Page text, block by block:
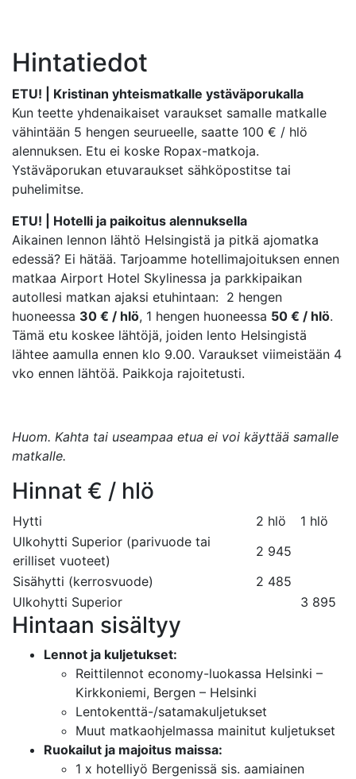
Hintatiedot
ETU! | Kristinan yhteismatkalle ystäväporukalla
Kun teette yhdenaikaiset varaukset samalle matkalle
vähintään 5 hengen seurueelle, saatte 100 € / hlö
alennuksen. Etu ei koske Ropax-matkoja.
Ystäväporukan etuvaraukset sähköpostitse tai
puhelimitse.
ETU! | Hotelli ja paikoitus alennuksella
Aikainen lennon lähtö Helsingistä ja pitkä ajomatka
edessä? Ei hätää. Tarjoamme hotellimajoituksen ennen
matkaa Airport Hotel Skylinessa ja parkkipaikan
autollesi matkan ajaksi etuhintaan: 2 hengen
huoneessa 30 € / hlö, 1 hengen huoneessa 50 € / hlö.
Tämä etu koskee lähtöjä, joiden lento Helsingistä
lähtee aamulla ennen klo 9.00. Varaukset viimeistään 4
vko ennen lähtöä. Paikkoja rajoitetusti.
Huom. Kahta tai useampaa etua ei voi käyttää samalle
matkalle.
Hinnat € / hlö
Hytti 2 hlö
1 hlö
Ulkohytti Superior (parivuode tai
erilliset vuoteet)
2 945
Sisähytti (kerrosvuode)
2 485
Ulkohytti Superior
3 895
Hintaan sisältyy
Lennot ja kuljetukset:
Reittilennot economy-luokassa Helsinki –
Kirkkoniemi, Bergen – Helsinki
Lentokenttä-/satamakuljetukset
Muut matkaohjelmassa mainitut kuljetukset
Ruokailut ja majoitus maissa:
1 x hotelliyö Bergenissä sis. aamiainen